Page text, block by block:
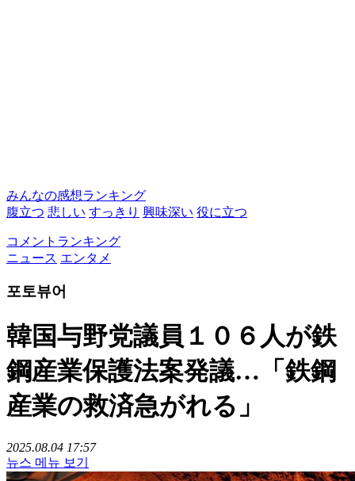
みんなの感想ランキング
腹立つ 悲しい すっきり 興味深い 役に立つ
コメントランキング
ニュース エンタメ
포토뷰어
韓国与野党議員１０６人が鉄
鋼産業保護法案発議…「鉄鋼
産業の救済急がれる」
2025.08.04 17:57
뉴스 메뉴 보기